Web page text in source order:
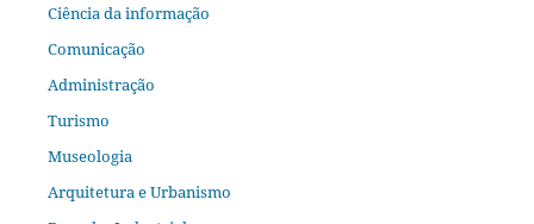
Ciência da informação
Comunicação
Administração
Turismo
Museologia
Arquitetura e Urbanismo